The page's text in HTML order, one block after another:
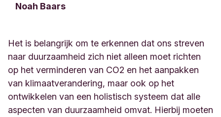
Noah Baars
Het is belangrijk om te erkennen dat ons streven
naar duurzaamheid zich niet alleen moet richten
op het verminderen van CO2 en het aanpakken
van klimaatverandering, maar ook op het
ontwikkelen van een holistisch systeem dat alle
aspecten van duurzaamheid omvat. Hierbij moeten